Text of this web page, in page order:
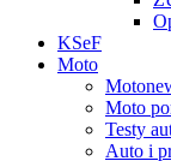
KSeF
Moto
Moto
Testy
Auto i